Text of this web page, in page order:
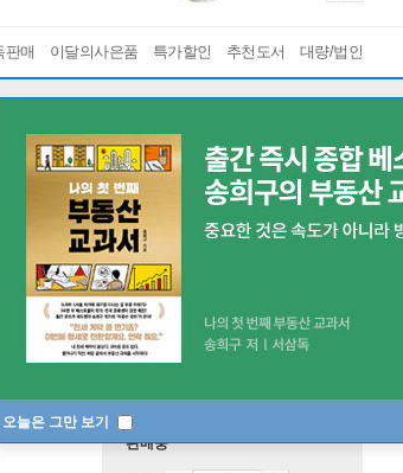
판매 이달의사은품 특가할인 추천도서 대량/법인
오늘은 그만 보기
리학 해법
위
판매중